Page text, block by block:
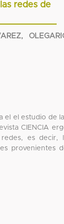
redes de
el el estudio de
CIENCIA
es decir,
provenientes